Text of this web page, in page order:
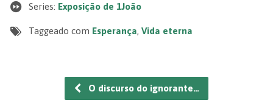
Series: Exposição de 1João
Taggeado com Esperança, Vida eterna
O discurso do ignorante…